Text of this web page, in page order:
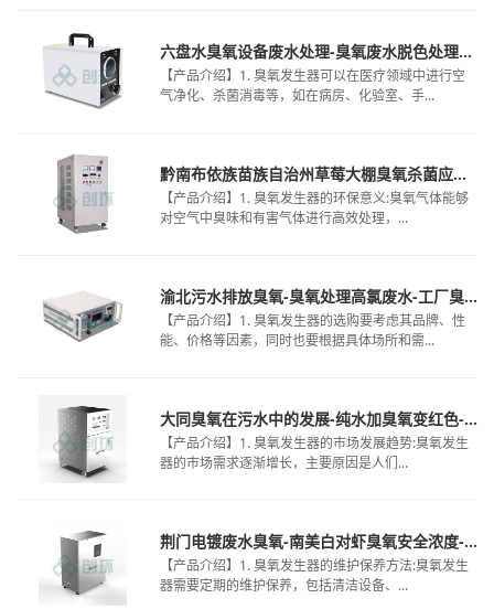
六盘水臭氧设备废水处理-臭氧废水脱色处理系统-污水臭氧消毒装置电话
【产品介绍】1. 臭氧发生器可以在医疗领域中进行空
气净化、杀菌消毒等，如在病房、化验室、手...
黔南布依族苗族自治州草莓大棚臭氧杀菌应用-实验室臭氧机-污水厂用臭氧消毒
【产品介绍】1. 臭氧发生器的环保意义:臭氧气体能够
对空气中臭味和有害气体进行高效处理，...
渝北污水排放臭氧-臭氧处理高氯废水-工厂臭氧如何处理污水
【产品介绍】1. 臭氧发生器的选购要考虑其品牌、性
能、价格等因素，同时也要根据具体场所和需...
大同臭氧在污水中的发展-纯水加臭氧变红色-臭氧大棚杀菌使用方法
【产品介绍】1. 臭氧发生器的市场发展趋势:臭氧发生
器的市场需求逐渐增长，主要原因是人们...
荆门电镀废水臭氧-南美白对虾臭氧安全浓度-臭氧发生器选型
【产品介绍】1. 臭氧发生器的维护保养方法:臭氧发生
器需要定期的维护保养，包括清洁设备、...